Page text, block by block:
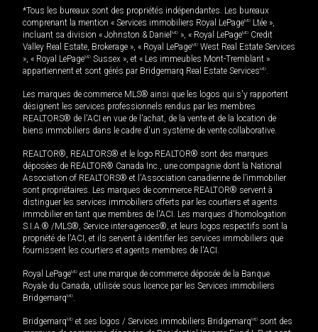
*Tous les bureaux sont des propriétés indépendantes. Les bureaux
comprenant la mention « Services immobiliers Royal LePageMD Ltée »,
incluant sa division « Johnston & Daniel MD », « Royal LePageMD Credit
Valley Real Estate, Brokerage », « Royal LePageMD West Real Estate Services
», « Royal LePageMD Sussex », et « Les immeubles Mont-Tremblant »
appartiennent et sont gérés par Bridgemarq Real Estate ServicesMD.
Les marques de commerce MLS® ainsi que les logos qui s'y rapportent
désignent les services professionnels rendus par les membres
REALTORS® de l'ACI en vue de l'achat, de la vente et de la location de
biens immobiliers dans le cadre d'un système de vente collaborative.
REALTOR®, REALTORS® et le logo REALTOR® sont des marques
déposées de REALTOR® Canada Inc., une compagnie dont la National
Association of REALTORS® et l'Association canadienne de l’immobilier
sont propriétaires. Les marques de commerce REALTOR® servent à
distinguer les services immobiliers offerts par les courtiers et agents
immobilier en tant que membres de l'ACI. Les marques d'homologation
S.I.A.® /MLS®, Service inter-agences®, et leurs logos respectifs sont la
propriété de l'ACI, et ils servent à identifier les services immobiliers que
fournissent les courtiers et agents membres de l'ACI.
Royal LePageMD est une marque de commerce déposée de la Banque
Royale du Canada, utilisée sous licence par les Services immobiliers
BridgemarqMD.
BridgemarqMD et ses logos / Services immobiliers BridgemarqMD sont des